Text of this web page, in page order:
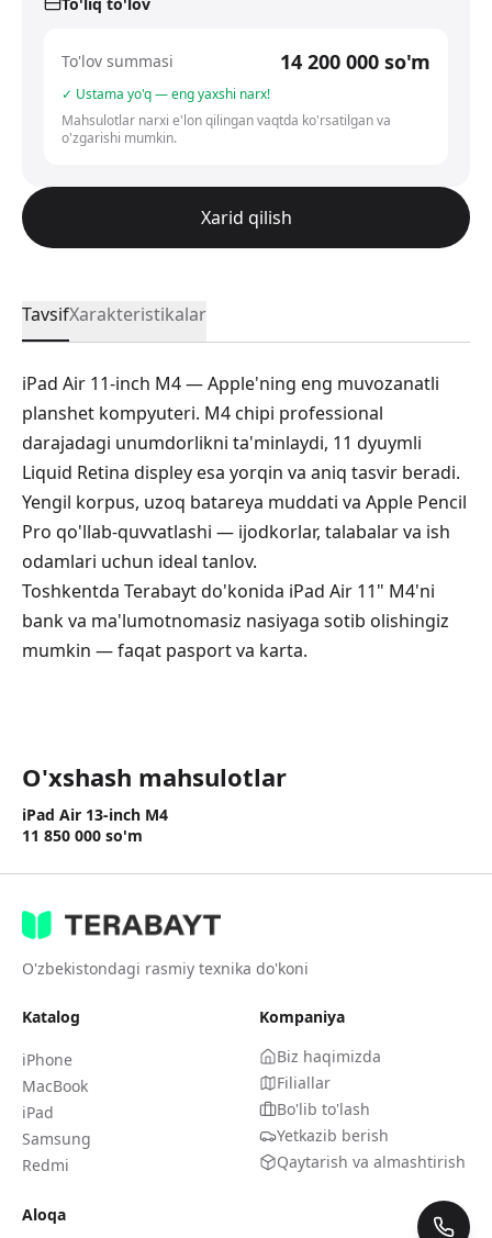
To'lov summasi 14 200 000 so'm
✓ Ustama yo'q — eng yaxshi narx!
Mahsulotlar narxi e'lon qilingan vaqtda ko'rsatilgan va
o'zgarishi mumkin.
Xarid qilish
TavsifXarakteristikalar
iPad Air 11-inch M4 — Apple'ning eng muvozanatli
planshet kompyuteri. M4 chipi professional
darajadagi unumdorlikni ta'minlaydi, 11 dyuymli
Liquid Retina displey esa yorqin va aniq tasvir beradi.
Yengil korpus, uzoq batareya muddati va Apple Pencil
Pro qo'llab-quvvatlashi — ijodkorlar, talabalar va ish
odamlari uchun ideal tanlov.
Toshkentda Terabayt do'konida iPad Air 11" M4'ni
bank va ma'lumotnomasiz nasiyaga sotib olishingiz
mumkin — faqat pasport va karta.
O'xshash mahsulotlar
iPad Air 13-inch M4
11 850 000 so'm
O'zbekistondagi rasmiy texnika do'koni
Katalog
iPhone
MacBook
iPad
Samsung
Redmi
Kompaniya
Biz haqimizda
Filiallar
Bo'lib to'lash
Yetkazib berish
Qaytarish va almashtirish
Aloqa